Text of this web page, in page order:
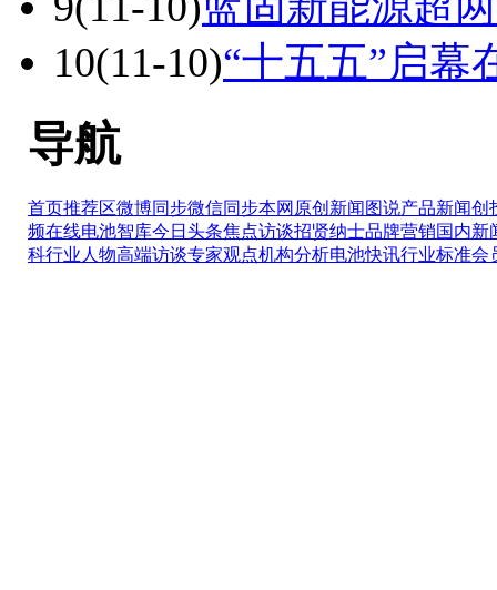
10(11-10)“十五五”启幕
导航
首页推荐区微博同步微信同步本网原创 新闻图说产品新闻创
频在线电池智库今日头条焦点访谈招贤纳士品牌营销国内新
科行业人物高端访谈专家观点机构分析电池快讯行业标准会